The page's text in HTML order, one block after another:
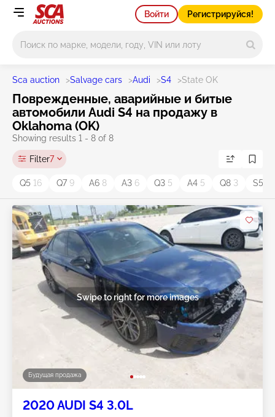
Войти Регистрируйся!
Sca auction >Salvage cars >Audi >S4 >State OK
Поврежденные, аварийные и битые
автомобили Audi S4 на продажу в
Oklahoma (OK)
Showing results 1 - 8 of 8
Filter7
Q5 16 Q7 9 A6 8 A3 6 Q3 5 A4 5 Q8 3 S5
Будущая продажа
Swipe to right for more images
2020 AUDI S4 3.0L